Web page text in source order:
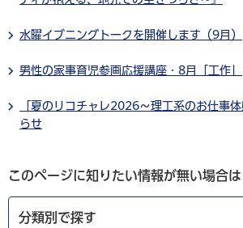
水曜イブニングトークを開催します（9月）
男性の家事育児参画応援講座・8月「工作」
「夏のリコチャレ2026～理工系のお仕事
らせ
このページに知りたい情報が無い場合は
分類別で探す